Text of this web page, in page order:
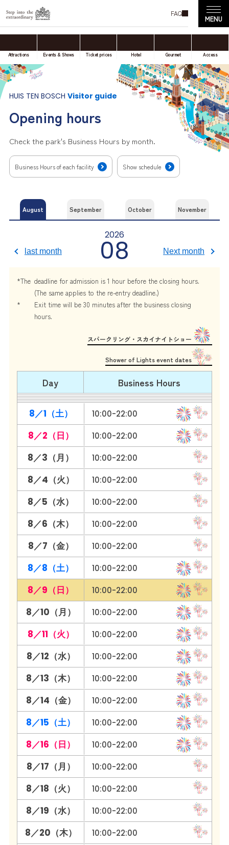
FAQ
Attractions Events & Shows Ticket prices Hotel Gourmet Access
HUIS TEN BOSCH Visitor guide
Opening hours
Check the park's Business Hours by month.
Business Hours of each facility Show schedule
August September October November
last month Next month
2026
08
*The deadline for admission is 1 hour before the closing hours.
(The same applies to the re-entry deadline.)
*
Exit time will be 30 minutes after the business closing
hours.
Shower of Lights event dates
Day Business Hours
8／1（土） 10:00-22:00
8／2（日） 10:00-22:00
8／3（月） 10:00-22:00
8／4（火） 10:00-22:00
8／5（水） 10:00-22:00
8／6（木） 10:00-22:00
8／7（金） 10:00-22:00
8／8（土） 10:00-22:00
8／9（日） 10:00-22:00
8／10（月） 10:00-22:00
8／11（火） 10:00-22:00
8／12（水） 10:00-22:00
8／13（木） 10:00-22:00
8／14（金） 10:00-22:00
8／15（土） 10:00-22:00
8／16（日） 10:00-22:00
8／17（月） 10:00-22:00
8／18（火） 10:00-22:00
8／19（水） 10:00-22:00
8／20（木） 10:00-22:00